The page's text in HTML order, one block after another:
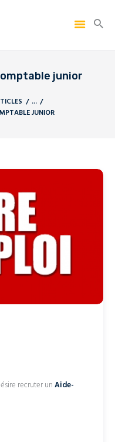
junior
...
JUNIOR
recruter unAide-